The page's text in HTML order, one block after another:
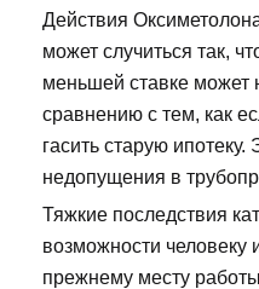
Действия
может случиться так,
меньшей ставке может
сравнению с тем, как
гасить старую
недопущения в
Тяжкие последствия
возможности человеку
прежнему месту